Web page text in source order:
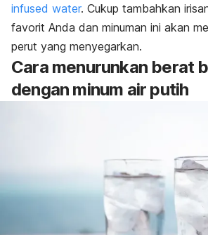
infused water. Cukup tambahkan
favorit Anda dan minuman ini akan
perut yang menyegarkan.
Cara menurunkan berat
dengan minum air putih